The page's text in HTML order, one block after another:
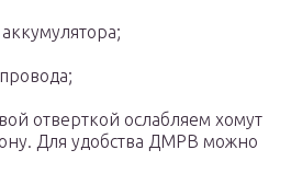
отверткой ослабляем хомут
Для удобства ДМРВ можно